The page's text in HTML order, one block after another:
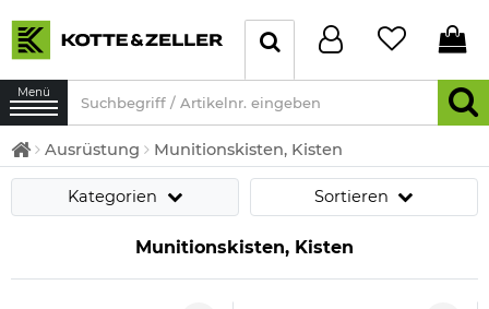
Menü
Ausrüstung Munitionskisten, Kisten
Kategorien Sortieren
Munitionskisten, Kisten